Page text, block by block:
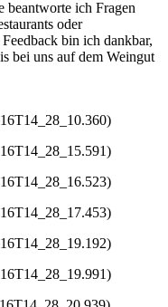
beantworte ich Fragen
oder
bin ich dankbar,
bei uns auf dem Weingut